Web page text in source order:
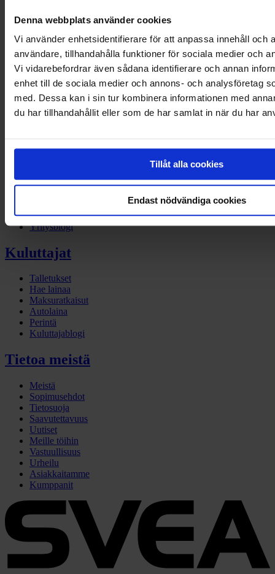
Denna webbplats använder cookies
Vi använder enhetsidentifierare för att anpassa innehåll och
användare, tillhandahålla funktioner för sociala medier och
Vi vidarebefordrar även sådana identifierare och annan
enhet till de sociala medier och annons- och analysföretag
med. Dessa kan i sin tur kombinera informationen med
du har tillhandahållit eller som de har samlat in när du har
Tillåt alla cookies
Endast nödvändiga cookies
Yritykset
Facebook
Linkedin
Instagram
Myynnin rahoitus
Perintä
Yritysblogi
Kuluttajat
Talletukset
Hae lainaa
Maksuratkaisut
Autolaina
Perintä
Kuluttajablogi
Tietoa meistä
Meistä
Sopimusehdot
Tietosuoja
Saavutettavuus
Uutiset
Meille töihin
Vastuullisuus
Urheilu
Asiakkaitamme
Kumppanit